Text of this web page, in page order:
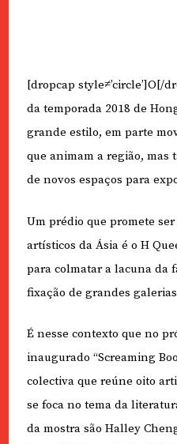
[dropcap style≠’circle’]O[/
da temporada 2018 de
grande estilo, em parte
que animam a região, mas
de novos espaços para
Um prédio que promete
artísticos da Ásia é o H
para colmatar a lacuna da
fixação de grandes
É nesse contexto que no
inaugurado “Screaming
colectiva que reúne oito
se foca no tema da
da mostra são Halley